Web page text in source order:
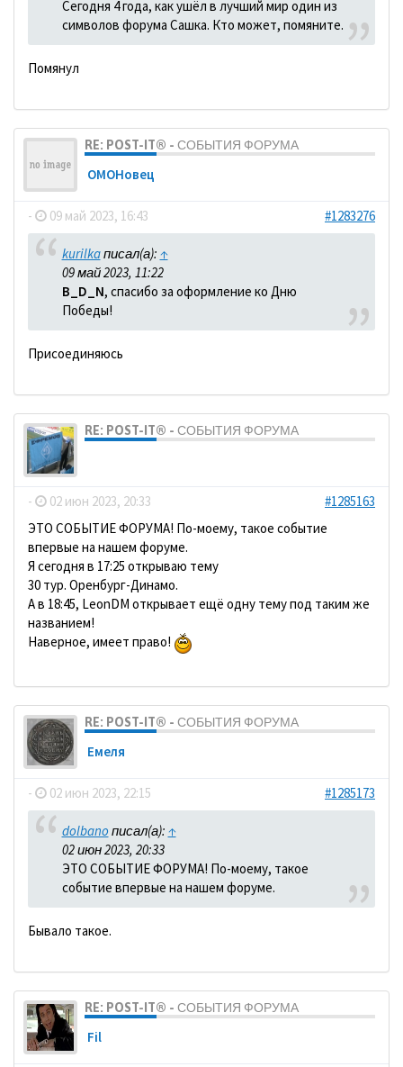
Сегодня 4 года, как ушёл в лучший мир один из
символов форума Сашка. Кто может, помяните.
Помянул
RE: POST-IT® - СОБЫТИЯ ФОРУМА
ОМОНовец
- 09 май 2023, 16:43 #1283276
kurilkaписал(а): ↑
09 май 2023, 11:22
B_D_N, спасибо за оформление ко Дню
Победы!
Присоединяюсь
RE: POST-IT® - СОБЫТИЯ ФОРУМА
- 02 июн 2023, 20:33
#1285163
ЭТО СОБЫТИЕ ФОРУМА! По-моему, такое событие
впервые на нашем форуме.
Я сегодня в 17:25 открываю тему
30 тур. Оренбург-Динамо.
А в 18:45, LeonDM открывает ещё одну тему под таким же
названием!
Наверное, имеет право!
RE: POST-IT® - СОБЫТИЯ ФОРУМА
Емеля
- 02 июн 2023, 22:15 #1285173
dolbano писал(а): ↑
02 июн 2023, 20:33
ЭТО СОБЫТИЕ ФОРУМА! По-моему, такое
событие впервые на нашем форуме.
Бывало такое.
RE: POST-IT® - СОБЫТИЯ ФОРУМА
Fil